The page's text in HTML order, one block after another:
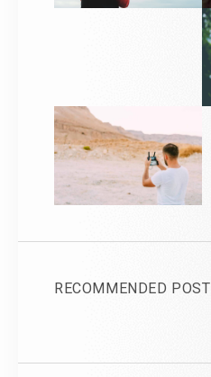
RECOMMENDED POST